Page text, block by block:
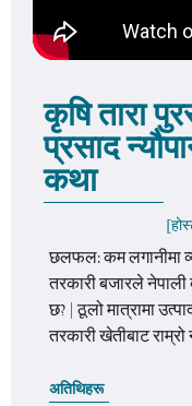
कृषि तारा
प्रसाद
कथा
छलफल: कम लगानीमा
तरकारी बजारले नेपाली
छ? | ठूलो मात्रामा
तरकारी खेतीबाट
अतिथिहरू